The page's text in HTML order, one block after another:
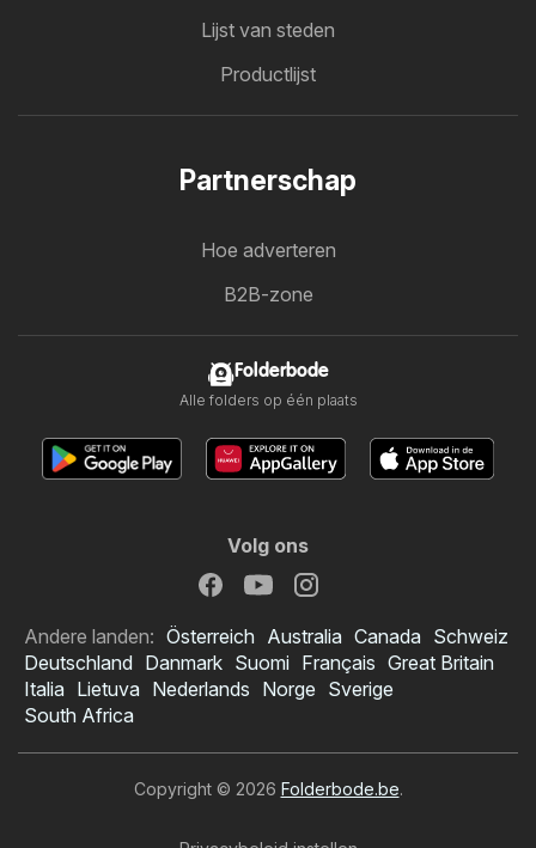
Lijst van steden
Productlijst
Partnerschap
Hoe adverteren
B2B-zone
Folderbode
Alle folders op één plaats
Volg ons
Andere landen: Österreich Australia Canada Schweiz
Deutschland Danmark Suomi Français Great Britain
Italia Lietuva Nederlands Norge Sverige
South Africa
Copyright © 2026 Folderbode.be.